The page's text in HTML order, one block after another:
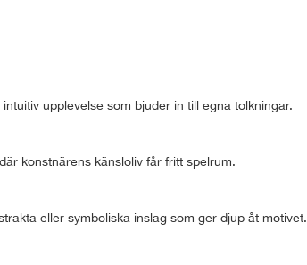
upplevelse som bjuder in till egna tolkningar.
konstnärens känsloliv får fritt spelrum.
eller symboliska inslag som ger djup åt motivet.